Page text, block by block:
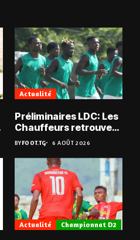
Actualité
Préliminaires LDC: Les
Chauffeurs retrouvent
les Mimos
BYFOOT.TG 6 AOÛT 2026
Actualité Championnat D2